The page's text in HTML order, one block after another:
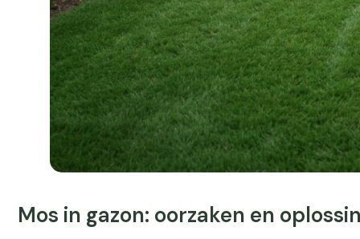
Mos in gazon: oorzaken en